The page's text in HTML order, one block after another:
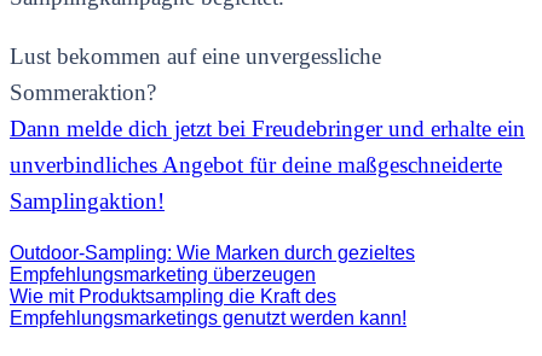
Lust bekommen auf eine unvergessliche
Sommeraktion?
Dann melde dich jetzt bei Freudebringer und erhalte ein
unverbindliches Angebot für deine maßgeschneiderte
Samplingaktion!
Outdoor-Sampling: Wie Marken durch gezieltes
Empfehlungsmarketing überzeugen
Wie mit Produktsampling die Kraft des
Empfehlungsmarketings genutzt werden kann!